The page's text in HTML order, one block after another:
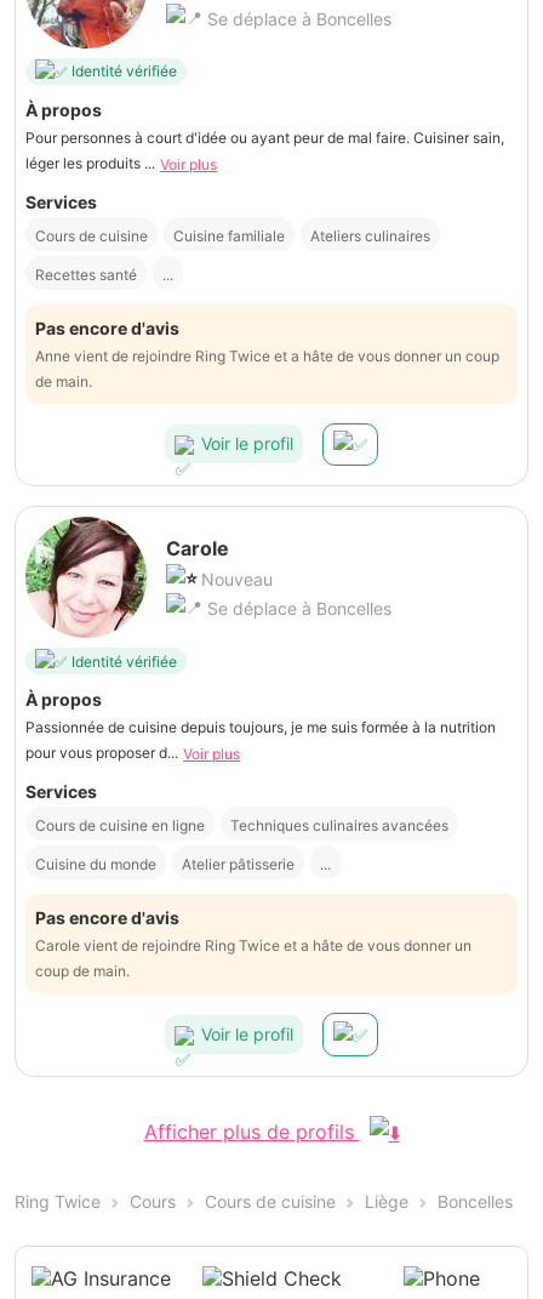
Se déplace à Boncelles
Identité vérifiée
À propos
Pour personnes à court d'idée ou ayant peur de mal faire. Cuisiner sain,
léger les produits ... Voir plus
Services
Cours de cuisine Cuisine familiale Ateliers culinaires
Recettes santé ...
Pas encore d'avis
Anne vient de rejoindre Ring Twice et a hâte de vous donner un coup
de main.
Voir le profil
Carole
Nouveau
Se déplace à Boncelles
Identité vérifiée
À propos
Passionnée de cuisine depuis toujours, je me suis formée à la nutrition
pour vous proposer d... Voir plus
Services
Cours de cuisine en ligne Techniques culinaires avancées
Cuisine du monde Atelier pâtisserie ...
Pas encore d'avis
Carole vient de rejoindre Ring Twice et a hâte de vous donner un
coup de main.
Voir le profil
Afficher plus de profils
Ring Twice Cours Cours de cuisine Liège Boncelles